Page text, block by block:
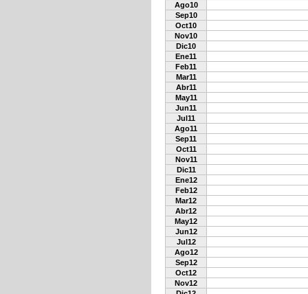
Ago10
Sep10
Oct10
Nov10
Dic10
Ene11
Feb11
Mar11
Abr11
May11
Jun11
Jul11
Ago11
Sep11
Oct11
Nov11
Dic11
Ene12
Feb12
Mar12
Abr12
May12
Jun12
Jul12
Ago12
Sep12
Oct12
Nov12